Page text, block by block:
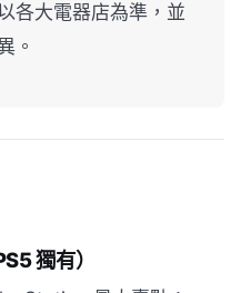
各大電器店為準，並
。
獨有）